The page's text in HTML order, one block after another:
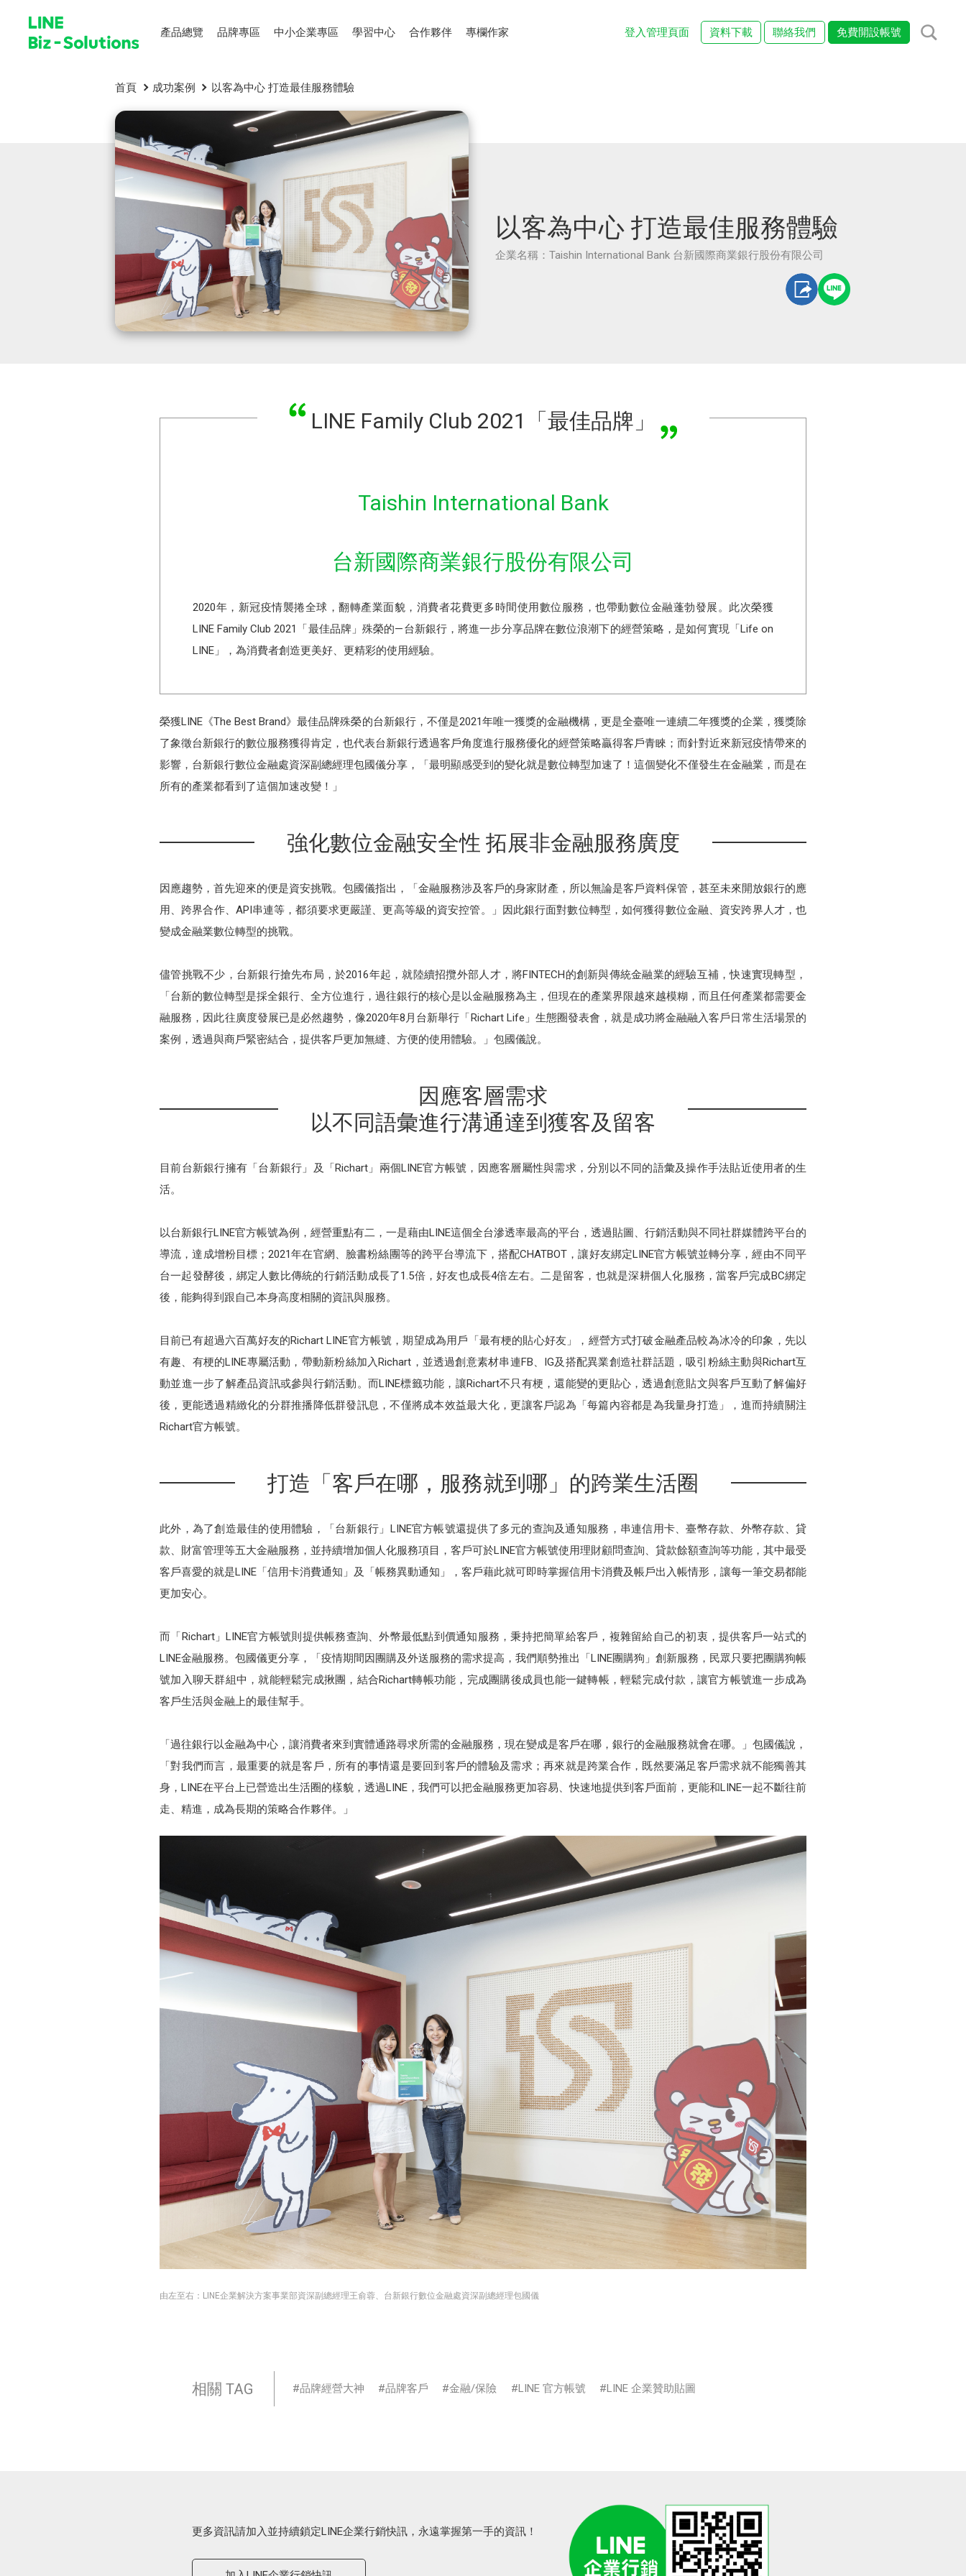
產品總覽 品牌專區 中小企業專區 學習中心 合作夥伴 專欄作家 登入管理頁面 資料下載 聯絡我們 免費開設帳號
首頁 成功案例 以客為中心 打造最佳服務體驗
以客為中心 打造最佳服務體驗
企業名稱：Taishin International Bank 台新國際商業銀行股份有限公司
LINE Family Club 2021「最佳品牌」
Taishin International Bank
台新國際商業銀行股份有限公司
2020年，新冠疫情襲捲全球，翻轉產業面貌，消費者花費更多時間使用數位服務，也帶動數位金融蓬勃發展。此次榮獲
LINE Family Club 2021「最佳品牌」殊榮的—台新銀行，將進一步分享品牌在數位浪潮下的經營策略，是如何實現「Life on
LINE」，為消費者創造更美好、更精彩的使用經驗。
榮獲LINE《The Best Brand》最佳品牌殊榮的台新銀行，不僅是2021年唯一獲獎的金融機構，更是全臺唯一連續二年獲獎的企業，獲獎除
了象徵台新銀行的數位服務獲得肯定，也代表台新銀行透過客戶角度進行服務優化的經營策略贏得客戶青睞；而針對近來新冠疫情帶來的
影響，台新銀行數位金融處資深副總經理包國儀分享，「最明顯感受到的變化就是數位轉型加速了！這個變化不僅發生在金融業，而是在
所有的產業都看到了這個加速改變！」
強化數位金融安全性 拓展非金融服務廣度
因應趨勢，首先迎來的便是資安挑戰。包國儀指出，「金融服務涉及客戶的身家財產，所以無論是客戶資料保管，甚至未來開放銀行的應
用、跨界合作、API串連等，都須要求更嚴謹、更高等級的資安控管。」因此銀行面對數位轉型，如何獲得數位金融、資安跨界人才，也
變成金融業數位轉型的挑戰。
儘管挑戰不少，台新銀行搶先布局，於2016年起，就陸續招攬外部人才，將FINTECH的創新與傳統金融業的經驗互補，快速實現轉型，
「台新的數位轉型是採全銀行、全方位進行，過往銀行的核心是以金融服務為主，但現在的產業界限越來越模糊，而且任何產業都需要金
融服務，因此往廣度發展已是必然趨勢，像2020年8月台新舉行「Richart Life」生態圈發表會，就是成功將金融融入客戶日常生活場景的
案例，透過與商戶緊密結合，提供客戶更加無縫、方便的使用體驗。」包國儀說。
因應客層需求
以不同語彙進行溝通達到獲客及留客
目前台新銀行擁有「台新銀行」及「Richart」兩個LINE官方帳號，因應客層屬性與需求，分別以不同的語彙及操作手法貼近使用者的生
活。
以台新銀行LINE官方帳號為例，經營重點有二，一是藉由LINE這個全台滲透率最高的平台，透過貼圖、行銷活動與不同社群媒體跨平台的
導流，達成增粉目標；2021年在官網、臉書粉絲團等的跨平台導流下，搭配CHATBOT，讓好友綁定LINE官方帳號並轉分享，經由不同平
台一起發酵後，綁定人數比傳統的行銷活動成長了1.5倍，好友也成長4倍左右。二是留客，也就是深耕個人化服務，當客戶完成BC綁定
後，能夠得到跟自己本身高度相關的資訊與服務。
目前已有超過六百萬好友的Richart LINE官方帳號，期望成為用戶「最有梗的貼心好友」，經營方式打破金融產品較為冰冷的印象，先以
有趣、有梗的LINE專屬活動，帶動新粉絲加入Richart，並透過創意素材串連FB、IG及搭配異業創造社群話題，吸引粉絲主動與Richart互
動並進一步了解產品資訊或參與行銷活動。而LINE標籤功能，讓Richart不只有梗，還能變的更貼心，透過創意貼文與客戶互動了解偏好
後，更能透過精緻化的分群推播降低群發訊息，不僅將成本效益最大化，更讓客戶認為「每篇內容都是為我量身打造」，進而持續關注
Richart官方帳號。
打造「客戶在哪，服務就到哪」的跨業生活圈
此外，為了創造最佳的使用體驗，「台新銀行」LINE官方帳號還提供了多元的查詢及通知服務，串連信用卡、臺幣存款、外幣存款、貸
款、財富管理等五大金融服務，並持續增加個人化服務項目，客戶可於LINE官方帳號使用理財顧問查詢、貸款餘額查詢等功能，其中最受
客戶喜愛的就是LINE「信用卡消費通知」及「帳務異動通知」，客戶藉此就可即時掌握信用卡消費及帳戶出入帳情形，讓每一筆交易都能
更加安心。
而「Richart」LINE官方帳號則提供帳務查詢、外幣最低點到價通知服務，秉持把簡單給客戶，複雜留給自己的初衷，提供客戶一站式的
LINE金融服務。包國儀更分享，「疫情期間因團購及外送服務的需求提高，我們順勢推出「LINE團購狗」創新服務，民眾只要把團購狗帳
號加入聊天群組中，就能輕鬆完成揪團，結合Richart轉帳功能，完成團購後成員也能一鍵轉帳，輕鬆完成付款，讓官方帳號進一步成為
客戶生活與金融上的最佳幫手。
「過往銀行以金融為中心，讓消費者來到實體通路尋求所需的金融服務，現在變成是客戶在哪，銀行的金融服務就會在哪。」包國儀說，
「對我們而言，最重要的就是客戶，所有的事情還是要回到客戶的體驗及需求；再來就是跨業合作，既然要滿足客戶需求就不能獨善其
身，LINE在平台上已營造出生活圈的樣貌，透過LINE，我們可以把金融服務更加容易、快速地提供到客戶面前，更能和LINE一起不斷往前
走、精進，成為長期的策略合作夥伴。」
由左至右：LINE企業解決方案事業部資深副總經理王俞蓉、台新銀行數位金融處資深副總經理包國儀
相關 TAG 品牌經營大神 品牌客戶 金融/保險 LINE 官方帳號 LINE 企業贊助貼圖
更多資訊請加入並持續鎖定LINE企業行銷快訊，永遠掌握第一手的資訊！